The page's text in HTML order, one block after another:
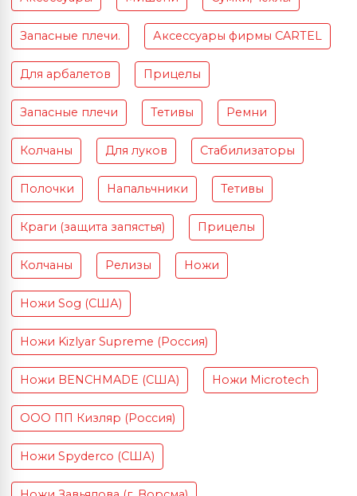
Запасные плечи. Аксессуары фирмы CARTEL
Для арбалетов Прицелы
Запасные плечи Тетивы Ремни
Колчаны Для луков Стабилизаторы
Полочки Напальчники Тетивы
Краги (защита запястья) Прицелы
Колчаны Релизы Ножи
Ножи Sog (США)
Ножи Kizlyar Supreme (Россия)
Ножи BENCHMADE (США) Ножи Microtech
ООО ПП Кизляр (Россия)
Ножи Spyderco (США)